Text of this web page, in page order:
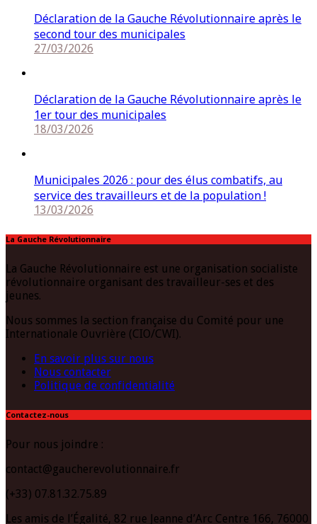
Déclaration de la Gauche Révolutionnaire après le
second tour des municipales
27/03/2026
Déclaration de la Gauche Révolutionnaire après le
1er tour des municipales
18/03/2026
Municipales 2026 : pour des élus combatifs, au
service des travailleurs et de la population !
13/03/2026
La Gauche Révolutionnaire
La Gauche Révolutionnaire est une organisation socialiste
révolutionnaire organisant des travailleur-ses et des
jeunes.
Nous sommes la section française du Comité pour une
Internationale Ouvrière (CIO/CWI).
En savoir plus sur nous
Nous contacter
Politique de confidentialité
Contactez-nous
Pour nous joindre :
contact@gaucherevolutionnaire.fr
(+33) 07.81.32.75.89
Les amis de l’Égalité, 82 rue Jeanne d’Arc Centre 166, 76000